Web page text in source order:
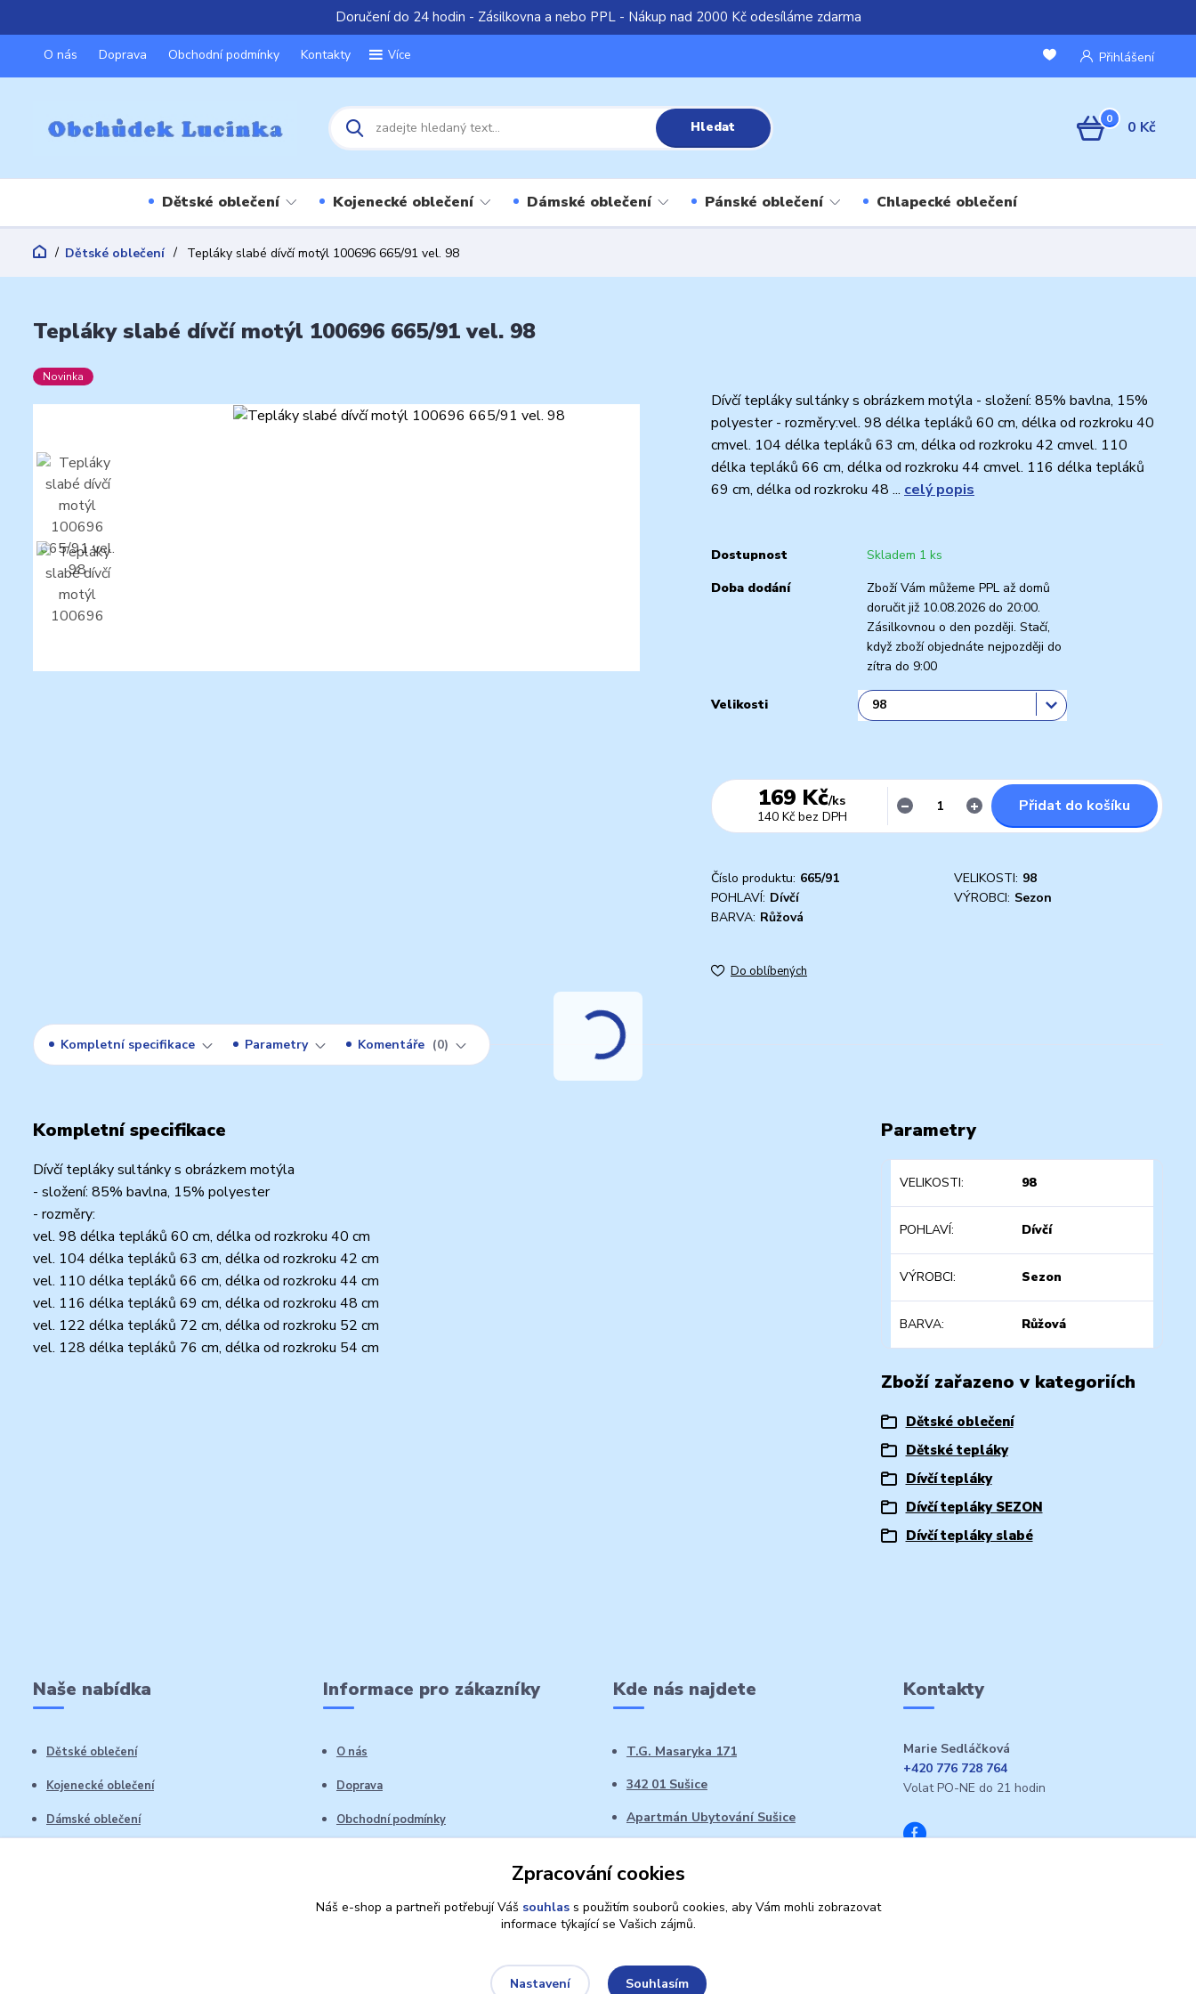
Doručení do 24 hodin - Zásilkovna a nebo PPL - Nákup nad 2000 Kč odesíláme zdarma
O nás Doprava Obchodní podmínky Kontakty Více Přihlášení
Hledat 0 0 Kč
Dětské oblečení Kojenecké oblečení Dámské oblečení Pánské oblečení Chlapecké oblečení
Dětské oblečení Tepláky slabé dívčí motýl 100696 665/91 vel. 98
Tepláky slabé dívčí motýl 100696 665/91 vel. 98
Novinka
Dívčí tepláky sultánky s obrázkem motýla - složení: 85% bavlna, 15%
polyester - rozměry:vel. 98 délka tepláků 60 cm, délka od rozkroku 40
cmvel. 104 délka tepláků 63 cm, délka od rozkroku 42 cmvel. 110
délka tepláků 66 cm, délka od rozkroku 44 cmvel. 116 délka tepláků
69 cm, délka od rozkroku 48 ... celý popis
Dostupnost
Skladem 1 ks
Doba dodání
Zboží Vám můžeme PPL až domů
doručit již 10.08.2026 do 20:00.
Zásilkovnou o den později. Stačí,
když zboží objednáte nejpozději do
zítra do 9:00
Velikosti
169 Kč/ks
140 Kč bez DPH
Přidat do košíku
Číslo produktu: 665/91 VELIKOSTI: 98
POHLAVÍ: Dívčí VÝROBCI: Sezon
BARVA: Růžová
Do oblíbených
Kompletní specifikace Parametry Komentáře 0
Kompletní specifikace
Dívčí tepláky sultánky s obrázkem motýla
- složení: 85% bavlna, 15% polyester
- rozměry:
vel. 98 délka tepláků 60 cm, délka od rozkroku 40 cm
vel. 104 délka tepláků 63 cm, délka od rozkroku 42 cm
vel. 110 délka tepláků 66 cm, délka od rozkroku 44 cm
vel. 116 délka tepláků 69 cm, délka od rozkroku 48 cm
vel. 122 délka tepláků 72 cm, délka od rozkroku 52 cm
vel. 128 délka tepláků 76 cm, délka od rozkroku 54 cm
Parametry
VELIKOSTI 98
POHLAVÍ Dívčí
VÝROBCI Sezon
BARVA Růžová
Zboží zařazeno v kategoriích
Dětské oblečení
Dětské tepláky
Dívčí tepláky
Dívčí tepláky SEZON
Dívčí tepláky slabé
Naše nabídka
Dětské oblečení
Kojenecké oblečení
Dámské oblečení
Informace pro zákazníky
O nás
Doprava
Obchodní podmínky
Kde nás najdete
T.G. Masaryka 171
342 01 Sušice
Apartmán Ubytování Sušice
Kontakty
Marie Sedláčková
+420 776 728 764
Volat PO-NE do 21 hodin
Zpracování cookies
Náš e-shop a partneři potřebují Váš souhlass použitím souborů cookies, aby Vám mohli zobrazovat
informace týkající se Vašich zájmů.
Nastavení Souhlasím